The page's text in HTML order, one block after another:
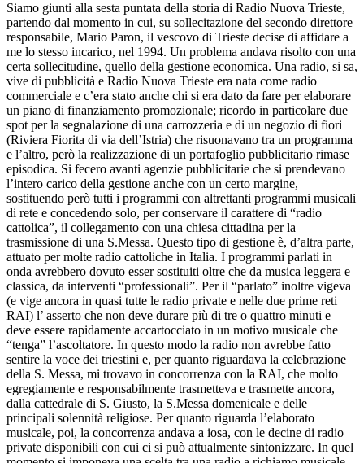
Siamo giunti alla sesta puntata della storia di Radio Nuova Trieste,
partendo dal momento in cui, su sollecitazione del secondo direttore
responsabile, Mario Paron, il vescovo di Trieste decise di affidare a
me lo stesso incarico, nel 1994. Un problema andava risolto con una
certa sollecitudine, quello della gestione economica. Una radio, si sa,
vive di pubblicità e Radio Nuova Trieste era nata come radio
commerciale e c’era stato anche chi si era dato da fare per elaborare
un piano di finanziamento promozionale; ricordo in particolare due
spot per la segnalazione di una carrozzeria e di un negozio di fiori
(Riviera Fiorita di via dell’Istria) che risuonavano tra un programma
e l’altro, però la realizzazione di un portafoglio pubblicitario rimase
episodica. Si fecero avanti agenzie pubblicitarie che si prendevano
l’intero carico della gestione anche con un certo margine,
sostituendo però tutti i programmi con altrettanti programmi musicali
di rete e concedendo solo, per conservare il carattere di “radio
cattolica”, il collegamento con una chiesa cittadina per la
trasmissione di una S.Messa. Questo tipo di gestione è, d’altra parte,
attuato per molte radio cattoliche in Italia. I programmi parlati in
onda avrebbero dovuto esser sostituiti oltre che da musica leggera e
classica, da interventi “professionali”. Per il “parlato” inoltre vigeva
(e vige ancora in quasi tutte le radio private e nelle due prime reti
RAI) l’ asserto che non deve durare più di tre o quattro minuti e
deve essere rapidamente accartocciato in un motivo musicale che
“tenga” l’ascoltatore. In questo modo la radio non avrebbe fatto
sentire la voce dei triestini e, per quanto riguardava la celebrazione
della S. Messa, mi trovavo in concorrenza con la RAI, che molto
egregiamente e responsabilmente trasmetteva e trasmette ancora,
dalla cattedrale di S. Giusto, la S.Messa domenicale e delle
principali solennità religiose. Per quanto riguarda l’elaborato
musicale, poi, la concorrenza andava a iosa, con le decine di radio
private disponibili con cui ci si può attualmente sintonizzare. In quel